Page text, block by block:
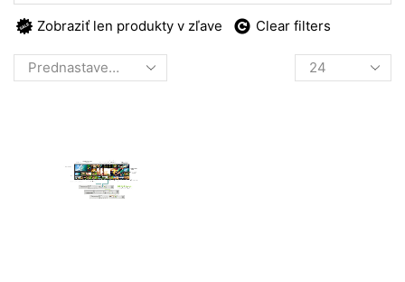
Zobraziť len produkty v zľave Clear filters
Products
per